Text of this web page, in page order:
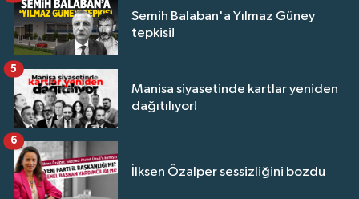
Semih Balaban'a Yılmaz Güney
tepkisi!
Manisa siyasetinde kartlar yeniden
dağıtılıyor!
5
İlksen Özalper sessizliğini bozdu
6